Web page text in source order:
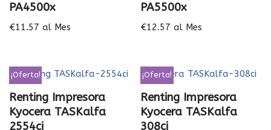
PA4500x
€11.57 al Mes
PA5500x
€12.57 al Mes
¡Oferta!
Renting Impresora
Kyocera TASKalfa
2554ci
¡Oferta!
Renting Impresora
Kyocera TASKalfa
308ci